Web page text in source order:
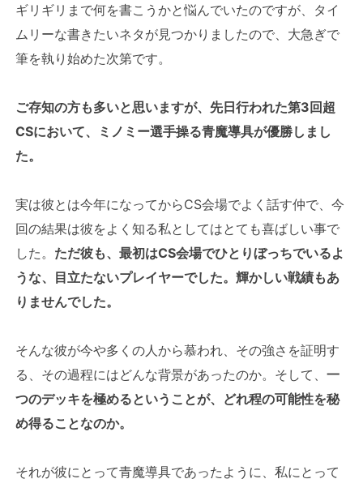
ギリギリまで何を書こうかと悩んでいたのですが、タイ
ムリーな書きたいネタが見つかりましたので、大急ぎで
筆を執り始めた次第です。
ご存知の方も多いと思いますが、先日行われた第3回超
CSにおいて、ミノミー選手操る青魔導具が優勝しまし
た。
実は彼とは今年になってからCS会場でよく話す仲で、今
回の結果は彼をよく知る私としてはとても喜ばしい事で
した。 ただ彼も、最初はCS会場でひとりぼっちでいるよ
うな、目立たないプレイヤーでした。輝かしい戦績もあ
りませんでした。
そんな彼が今や多くの人から慕われ、その強さを証明す
る、その過程にはどんな背景があったのか。そして、 一
つのデッキを極めるということが、どれ程の可能性を秘
め得ることなのか。
それが彼にとって青魔導具であったように、私にとって